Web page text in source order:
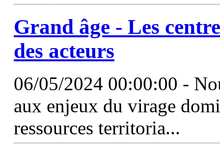
Grand âge - Les
des acteurs
06/05/2024 00:00:00 -
aux enjeux du virage
ressources territoria...